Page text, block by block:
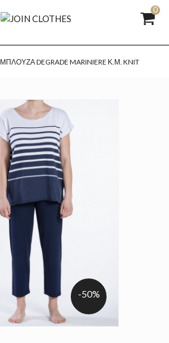
0
ΜΠΛΟΎΖΑ DEGRADE MARINIERE Κ.Μ. KNIT
-50%